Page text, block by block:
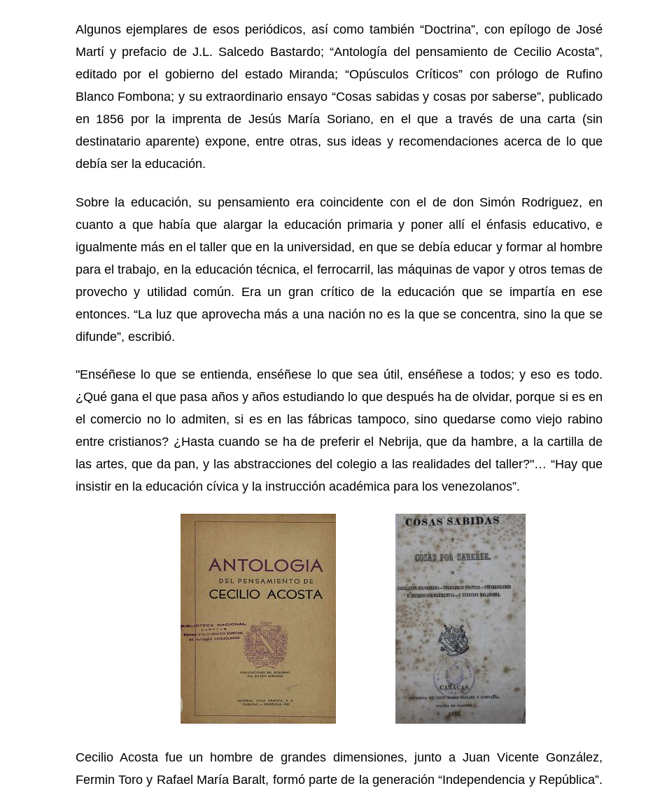
Algunos ejemplares de esos periódicos, así como también “Doctrina”, con epílogo de José
Martí y prefacio de J.L. Salcedo Bastardo; “Antología del pensamiento de Cecilio Acosta”,
editado por el gobierno del estado Miranda; “Opúsculos Críticos” con prólogo de Rufino
Blanco Fombona; y su extraordinario ensayo “Cosas sabidas y cosas por saberse”, publicado
en 1856 por la imprenta de Jesús María Soriano, en el que a través de una carta (sin
destinatario aparente) expone, entre otras, sus ideas y recomendaciones acerca de lo que
debía ser la educación.
Sobre la educación, su pensamiento era coincidente con el de don Simón Rodriguez, en
cuanto a que había que alargar la educación primaria y poner allí el énfasis educativo, e
igualmente más en el taller que en la universidad, en que se debía educar y formar al hombre
para el trabajo, en la educación técnica, el ferrocarril, las máquinas de vapor y otros temas de
provecho y utilidad común. Era un gran crítico de la educación que se impartía en ese
entonces.“La luz que aprovecha más a una nación no es la que se concentra, sino la que se
difunde”, escribió.
"Enséñese lo que se entienda, enséñese lo que sea útil, enséñese a todos; y eso es todo.
¿Qué gana el que pasa años y años estudiando lo que después ha de olvidar, porque si es en
el comercio no lo admiten, si es en las fábricas tampoco, sino quedarse como viejo rabino
entre cristianos? ¿Hasta cuando se ha de preferir el Nebrija, que da hambre, a la cartilla de
las artes, que da pan, y las abstracciones del colegio a las realidades del taller?"… “Hay que
insistir en la educación cívica y la instrucción académica para los venezolanos”.
Cecilio Acosta fue un hombre de grandes dimensiones, junto a Juan Vicente González,
Fermin Toro y Rafael María Baralt, formó parte de la generación “Independencia y República”.